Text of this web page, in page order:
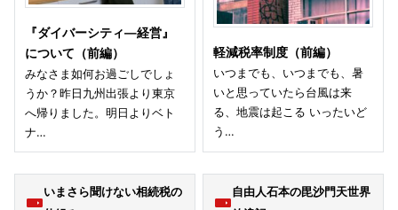
『ダイバーシティ—経営』
について（前編）
みなさま如何お過ごしでしょ
うか？昨日九州出張より東京
へ帰りました。明日よりベト
ナ…
軽減税率制度（前編）
いつまでも、いつまでも、暑
いと思っていたら台風は来
る、地震は起こる いったいど
う…
いまさら聞けない相続税の
自由人石本の毘沙門天世界